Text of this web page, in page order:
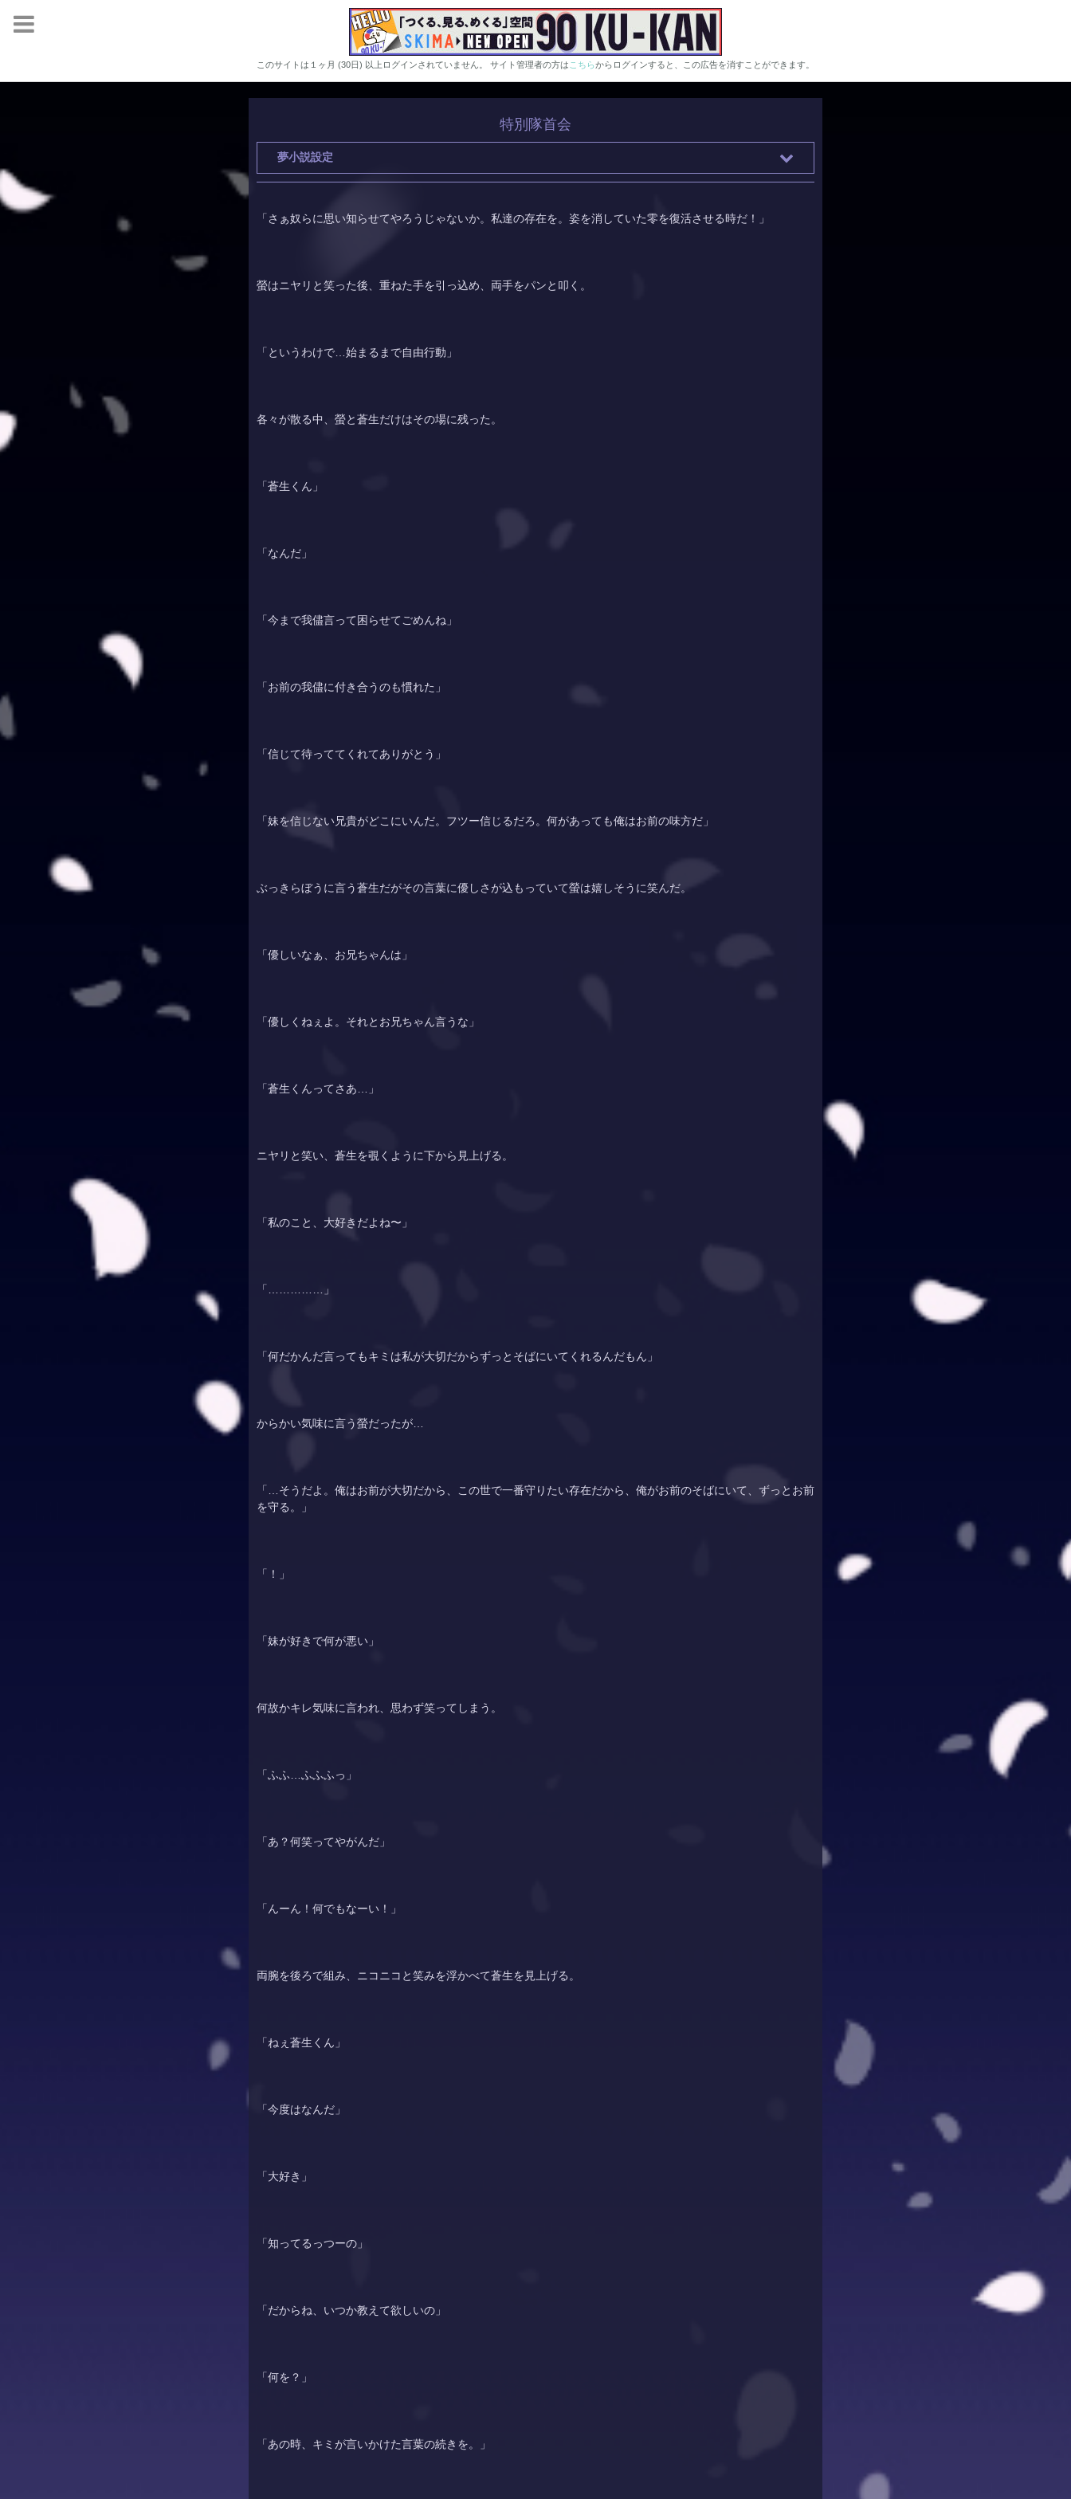
このサイトは１ヶ月 (30日) 以上ログインされていません。 サイト管理者の方は こちらからログインすると、この広告を消すことができます。
特別隊首会
夢小説設定
「さぁ奴らに思い知らせてやろうじゃないか。私達の存在を。姿を消していた零を復活させる時だ！」
螢はニヤリと笑った後、重ねた手を引っ込め、両手をパンと叩く。
「というわけで…始まるまで自由行動」
各々が散る中、 螢と蒼生だけはその場に残った。
「蒼生くん」
「なんだ」
「今まで我儘言って困らせてごめんね」
「お前の我儘に付き合うのも慣れた」
「信じて待っててくれてありがとう」
「妹を信じない兄貴がどこにいんだ。フツー信じるだろ。何があっても俺はお前の味方だ」
ぶっきらぼうに言う蒼生だがその言葉に優しさが込もっていて螢は嬉しそうに笑んだ。
「優しいなぁ、お兄ちゃんは」
「優しくねぇよ。それとお兄ちゃん言うな」
「蒼生くんってさあ…」
ニヤリと笑い、蒼生を覗くように下から見上げる。
「私のこと、大好きだよね〜」
「……………」
「何だかんだ言ってもキミは私が大切だからずっとそばにいてくれるんだもん」
からかい気味に言う螢だったが…
「…そうだよ。俺はお前が大切だから、この世で一番守りたい存在だから、俺がお前のそばにいて、ずっとお前
を守る。」
「！」
「妹が好きで何が悪い」
何故かキレ気味に言われ、思わず笑ってしまう。
「ふふ…ふふふっ」
「あ？何笑ってやがんだ」
「んーん！何でもなーい！」
両腕を後ろで組み、ニコニコと笑みを浮かべて蒼生を見上げる。
「ねぇ蒼生くん」
「今度はなんだ」
「大好き」
「知ってるっつーの」
「だからね、いつか教えて欲しいの」
「何を？」
「あの時、キミが言いかけた言葉の続きを。」